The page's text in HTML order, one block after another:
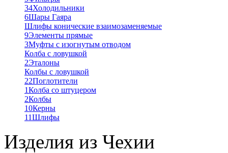
34Холодильники
6Шары Гаяра
Шлифы конические взаимозаменяемые
9Элементы прямые
3Муфты с изогнутым отводом
Колба с ловушкой
2Эталоны
Колбы с ловушкой
22Поглотители
1Колба со штуцером
2Колбы
10Керны
11Шлифы
Изделия из Чехии